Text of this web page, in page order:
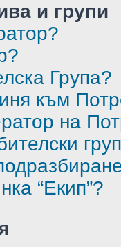
и групи
Група?
към
на
“Екип”?